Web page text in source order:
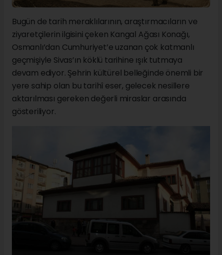
Bugün de tarih meraklılarının, araştırmacıların ve
ziyaretçilerin ilgisini çeken Kangal Ağası Konağı,
Osmanlı’dan Cumhuriyet’e uzanan çok katmanlı
geçmişiyle Sivas’ın köklü tarihine ışık tutmaya
devam ediyor. Şehrin kültürel belleğinde önemli bir
yere sahip olan bu tarihî eser, gelecek nesillere
aktarılması gereken değerli miraslar arasında
gösteriliyor.